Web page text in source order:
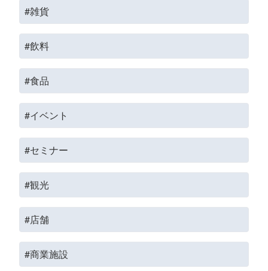
#雑貨
#飲料
#食品
#イベント
#セミナー
#観光
#店舗
#商業施設